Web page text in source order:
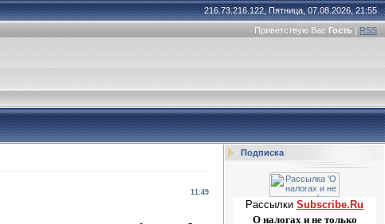
216.73.216.122, Пятница, 07.08.2026, 21:55
Приветствую Вас Гость | RSS
11:49
Подписка
Рассылки Subscribe.Ru
О налогах и не только